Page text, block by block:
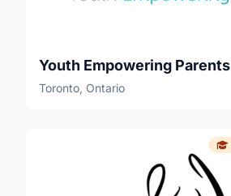
Youth Empowering Parents
Toronto, Ontario